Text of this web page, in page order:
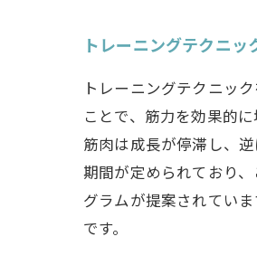
トレーニングテクニ
トレーニングテクニッ
ことで、筋力を効果的
筋肉は成長が停滞し、
期間が定められており
グラムが提案されてい
です。